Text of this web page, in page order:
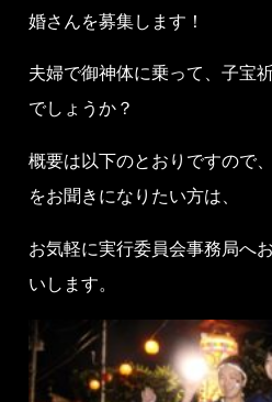
婚さんを募集します！
夫婦で御神体に乗って、子宝
でしょうか？
概要は以下のとおりですので
をお聞きになりたい方は、
お気軽に実行委員会事務局へ
いします。